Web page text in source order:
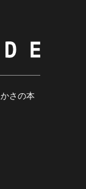
さの本